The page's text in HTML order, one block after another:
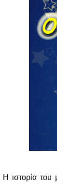
Η ιστορία του